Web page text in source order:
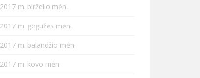
2017 m. birželio mėn.
2017 m. gegužės mėn.
2017 m. balandžio mėn.
2017 m. kovo mėn.